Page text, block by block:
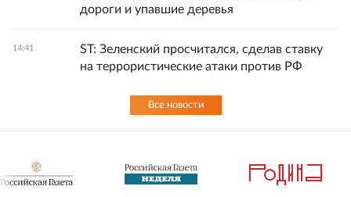
дороги и упавшие деревья
14:41
ST: Зеленский просчитался, сделав ставку
на террористические атаки против РФ
Все новости